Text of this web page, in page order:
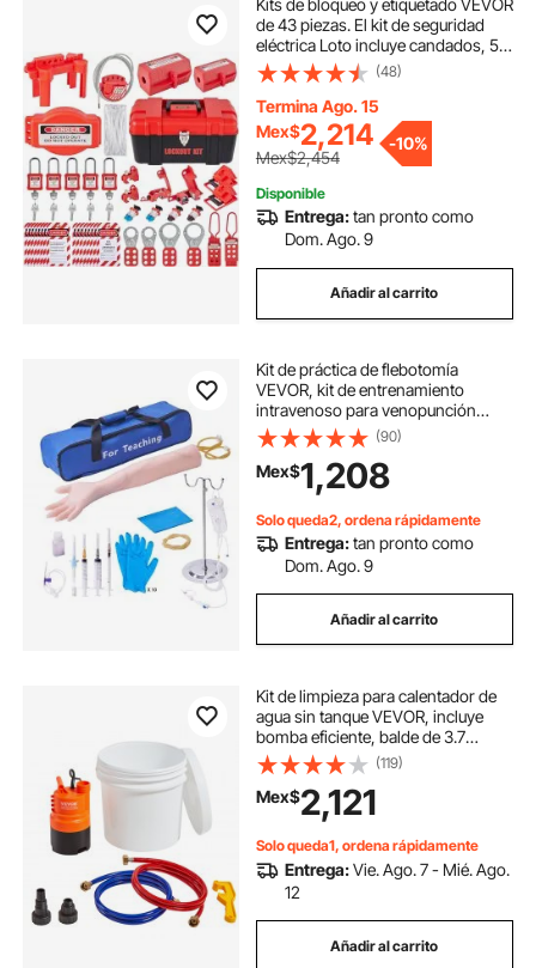
de 43 piezas. El kit de seguridad
eléctrica Loto incluye candados, 5
tipos de bloqueos, cerrojos,
etiquetas y bridas, caja.
Herramientas de seguridad para la
eliminación de riesgos eléctricos en
maquinaria industrial.
(48)
Termina Ago. 15
Mex$2,214
Mex$2,454
-10%
Disponible
Entrega:tan pronto como
Dom. Ago. 9
Añadir al carrito
Kit de práctica de flebotomía
VEVOR, kit de entrenamiento
intravenoso para venopunción
intravenosa, kit de brazo de
práctica intravenosa de alta
simulación con bolsa de transporte,
práctica y perfeccionamiento de
habilidades intravenosas, para
estudiantes, enfermeras y
profesionales.
(90)
Mex$1,208
Solo queda2, ordena rápidamente
Entrega:tan pronto como
Dom. Ago. 9
Añadir al carrito
Kit de limpieza para calentador de
agua sin tanque VEVOR, incluye
bomba eficiente, balde de 3.7
galones, 2 mangueras, llave y
adaptador para una instalación
rápida, kit de descalcificación para
limpieza de calentador de agua fácil
de iniciar y anticorrosión.
(119)
Mex$2,121
Solo queda1, ordena rápidamente
Entrega:Vie. Ago. 7 - Mié. Ago.
12
Añadir al carrito